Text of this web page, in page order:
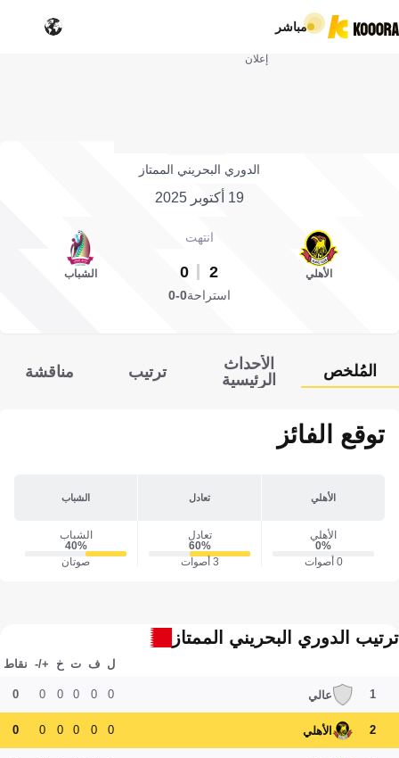
مباشر
إعلان
الدوري البحريني الممتاز
19 أكتوبر 2025
الأهلي
انتهت
2
0 الشباب
استراحة0-0
المُلخص
الأحداث
الرئيسية
ترتيب مناقشة
توقع الفائز
الأهلي تعادل الشباب
الأهلي
0‎%‎
0 أصوات
تعادل
60‎%‎
3 أصوات
الشباب
40‎%‎
صوتان
ترتيب الدوري البحريني الممتاز
ل ف ت خ +/- نقاط
1 عالي 0
0
0
0
0
0
2 الأهلي 0
0
0
0
0
0